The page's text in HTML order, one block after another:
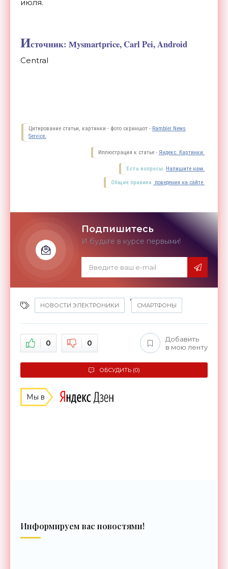
июля.
Источник: Мysmartprice, Carl Pei, Android
Central
Цитирование статьи, картинки - фото скриншот - Rambler News
Service.
Иллюстрация к статье - Яндекс. Картинки.
Есть вопросы. Напишите нам.
Общие правила поведения на сайте.
Подпишитесь
И будьте в курсе первыми!
НОВОСТИ ЭЛЕКТРОНИКИ
,
СМАРТФОНЫ
0 0
Добавить
в мою ленту
ОБСУДИТЬ (0)
Мы в
Информируем вас новостями!